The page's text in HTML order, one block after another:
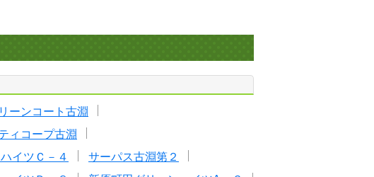
ーンコート古淵
ィコープ古淵
イツＣ－４
サーパス古淵第２